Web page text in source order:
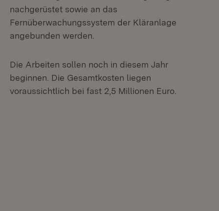
nachgerüstet sowie an das
Fernüberwachungssystem der Kläranlage
angebunden werden.
Die Arbeiten sollen noch in diesem Jahr
beginnen. Die Gesamtkosten liegen
voraussichtlich bei fast 2,5 Millionen Euro.